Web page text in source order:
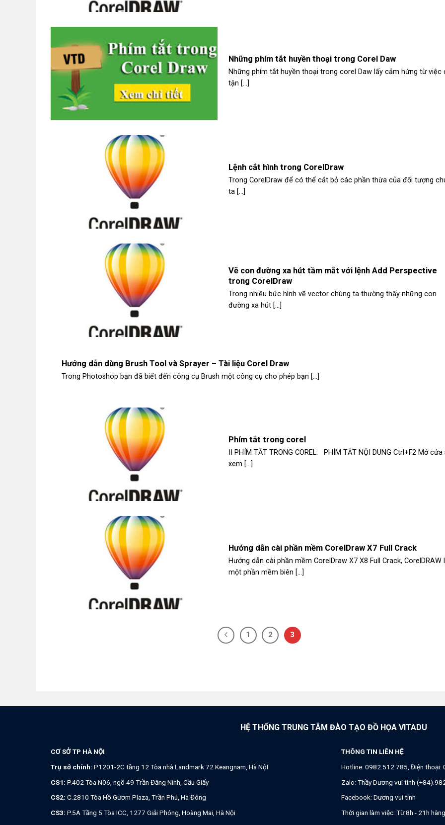
Những phím tắt huyền thoại trong Corel Daw
Những phím tắt huyền thoại trong corel Daw lấy cảm hứng từ việc
tận [...]
Lệnh cắt hình trong CorelDraw
Trong CorelDraw để có thể cắt bỏ các phần thừa của đối tượng
ta [...]
Vẽ con đường xa hút tầm mắt với lệnh Add Perspective
trong CorelDraw
Trong nhiều bức hình vẽ vector chúng ta thường thấy những con
đường xa hút [...]
Hướng dẫn dùng Brush Tool và Sprayer – Tài liệu Corel Draw
Trong Photoshop bạn đã biết đến công cụ Brush một công cụ cho phép bạn [...]
Phím tắt trong corel
II PHÍM TẮT TRONG COREL: PHÍM TẮT NỘI DUNG Ctrl+F2 Mở cửa
xem [...]
Hướng dẫn cài phần mềm CorelDraw X7 Full Crack
Hướng dẫn cài phần mềm CorelDraw X7 X8 Full Crack, CorelDRAW
một phần mềm biên [...]
1 2 3
HỆ THỐNG TRUNG TÂM ĐÀO TẠO ĐỒ HỌA VITADU
CƠ SỞ TP HÀ NỘI
Trụ sở chính: P1201-2C tầng 12 Tòa nhà Landmark 72 Keangnam, Hà NộI
CS1: P.402 Tòa N06, ngõ 49 Trần Đăng Ninh, Cầu Giấy
CS2: C.2810 Tòa Hồ Gươm Plaza, Trần Phú, Hà Đông
CS3: P.5A Tầng 5 Tòa ICC, 1277 Giải Phóng, Hoàng Mai, Hà Nội
THÔNG TIN LIÊN HỆ
Hotline: 0982.512.785 , Điện thoại:
Zalo: Thầy Dương vui tính
Facebook: Dương vui tính
Thời gian làm việc: Từ 8h - 21h